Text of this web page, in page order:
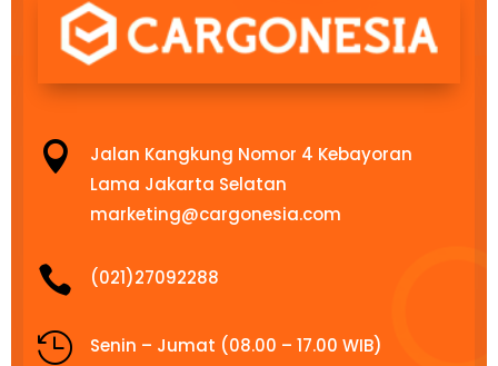

Jalan Kangkung Nomor 4 Kebayoran
Lama Jakarta Selatan
marketing@cargonesia.com
 (021)27092288

Senin – Jumat (08.00 – 17.00 WIB)